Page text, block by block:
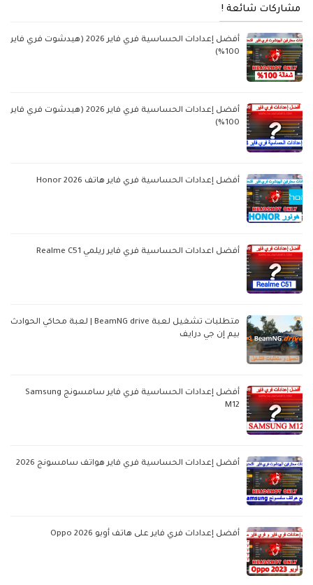
مشاركات شائعة !
أفضل إعدادات الحساسية فري فاير 2026 (هيدشوت فري فاير
100%)
أفضل إعدادات الحساسية فري فاير 2026 (هيدشوت فري فاير
100%)
أفضل إعدادات الحساسية فري فاير هاتف Honor 2026
أفضل اعدادات الحساسية فري فاير ريلمي Realme C51
متطلبات تشغيل لعبة BeamNG drive | لعبة محاكي الحوادث
بيم إن جي درايف
أفضل إعدادات الحساسية فري فاير سامسونج Samsung
M12
أفضل إعدادات الحساسية فري فاير هواتف سامسونج 2026
أفضل إعدادات فري فاير على هاتف أوبو Oppo 2026